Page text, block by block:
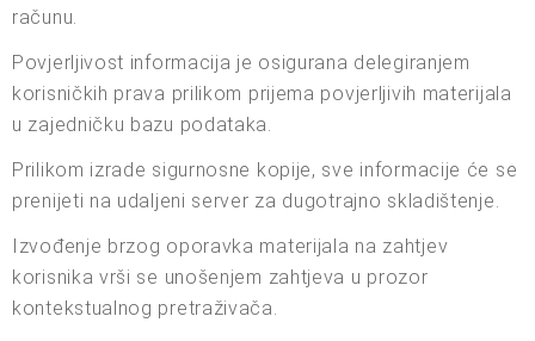
računu.
Povjerljivost informacija je osigurana delegiranjem
korisničkih prava prilikom prijema povjerljivih materijala
u zajedničku bazu podataka.
Prilikom izrade sigurnosne kopije, sve informacije će se
prenijeti na udaljeni server za dugotrajno skladištenje.
Izvođenje brzog oporavka materijala na zahtjev
korisnika vrši se unošenjem zahtjeva u prozor
kontekstualnog pretraživača.